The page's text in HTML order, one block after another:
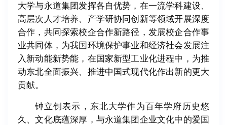
大学与永道集团发挥各自优势，在一流学科建设、
高层次人才培养、产学研协同创新等领域开展深度
合作，共同探索校企合作新路径，发展校企合作事
业共同体，为我国环境保护事业和经济社会发展注
入新动能新势能，在国家新型工业化进程中，为推
动东北全面振兴、推进中国式现代化作出新的更大
贡献。
钟立钊表示，东北大学作为百年学府历史悠
久、文化底蕴深厚，与永道集团企业文化中的爱国